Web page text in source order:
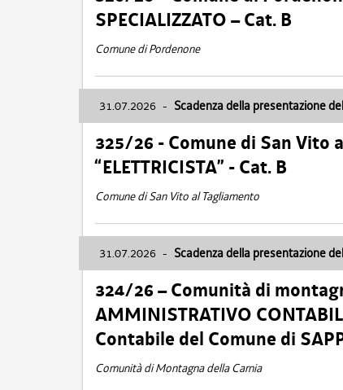
SPECIALIZZATO – Cat. B
Comune di Pordenone
31.07.2026 - Scadenza della presentazione
325/26 - Comune di San Vito
“ELETTRICISTA” - Cat. B
Comune di San Vito al Tagliamento
31.07.2026 - Scadenza della presentazione
324/26 – Comunità di
AMMINISTRATIVO
Contabile del Comune di
Comunità di Montagna della Carnia